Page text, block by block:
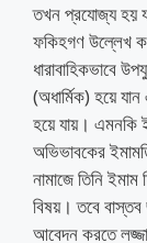
তখন প্রযোজ্য হয়
ফকিহগণ উল্লেখ
ধারাবাহিকভাবে
(অধার্মিক) হয়ে
হয়ে যায়। এমনকি
অভিভাবকের
নামাজে তিনি
বিষয়। তবে বাস্তব
আবেদন করতে